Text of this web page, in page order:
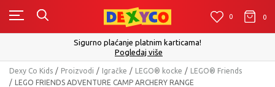
0 0
Click&Collect - Platite karticom Online i preuzmite u
izboru
Pogledaj više
Dexy Co Kids Proizvodi Igračke LEGO® kocke
LEGO® Friends
LEGO FRIENDS ADVENTURE CAMP ARCHERY RANGE